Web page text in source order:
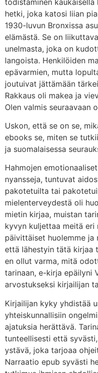
hetki, joka katosi liian
1930-luvun Bronxissa
elämästä. Se on
unelmasta, joka on
langoista. Henkilöiden
epävarmien, mutta
joutuivat jättämään
Rakkaus oli makea ja
Olen valmis seuraavaan
Uskon, että se on se,
ebooks se, miten se
ja suomalaisessa
Hahmojen
nyansseja, tuntuvat
pakotetuilta tai
mielenterveydestä oli
mietin kirjaa, muistan
kyvyn kuljettaa meitä eri
päivittäiset huolemme ja
että lähestyin tätä kirjaa
en ollut varma, mitä
tarinaan, e-kirja epäilyni
arvostukseksi kirjailijan
Kirjailijan kyky yhdistää
yhteiskunnallisiin
ajatuksia herättävä.
tunteellisesti että
ystävä, joka tarjoaa
Narraatio epub syvästi